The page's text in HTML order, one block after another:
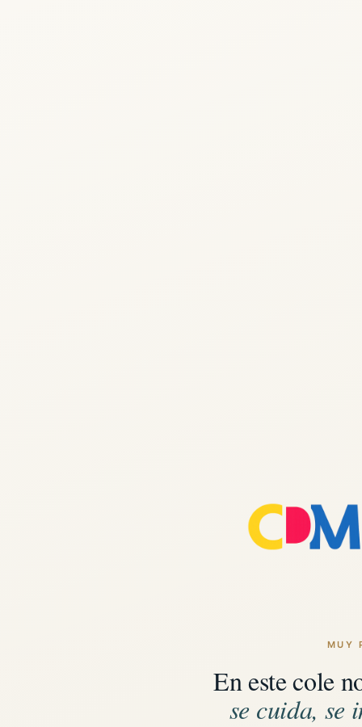
MUY
En este cole
se cuida, se